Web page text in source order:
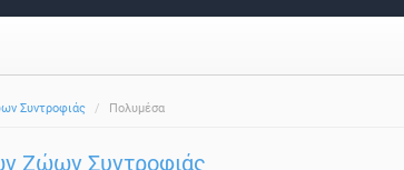
Συντροφιάς Πολυμέσα
Ζώων Συντροφιάς